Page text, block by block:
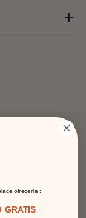
mejor :)
pintado
ofrecerle :
GRATIS